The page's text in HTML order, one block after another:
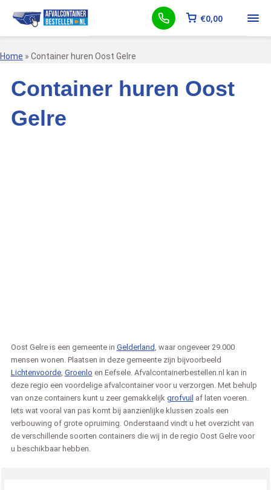
€0,00
Home » Container huren Oost Gelre
Container huren Oost
Gelre
Oost Gelre is een gemeente in Gelderland , waar ongeveer 29.000
mensen wonen. Plaatsen in deze gemeente zijn bijvoorbeeld
Lichtenvoorde, Groenlo en Eefsele. Afvalcontainerbestellen.nl kan in
deze regio een voordelige afvalcontainer voor u verzorgen. Met behulp
van onze containers kunt u zeer gemakkelijk grofvuil af laten voeren.
Iets wat vooral van pas komt bij aanzienlijke klussen zoals een
verbouwing of grote opruiming. Onderstaand vindt u het overzicht van
de verschillende soorten containers die wij in de regio Oost Gelre voor
u beschikbaar hebben.